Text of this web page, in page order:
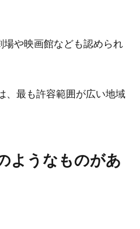
や映画館なども認められ
、最も許容範囲が広い地域
ようなものがあ